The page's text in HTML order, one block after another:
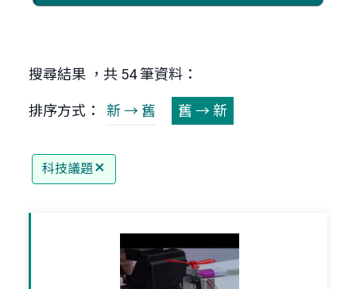
搜尋結果 ，共 54 筆資料：
排序方式： 新 → 舊 舊 → 新
科技議題